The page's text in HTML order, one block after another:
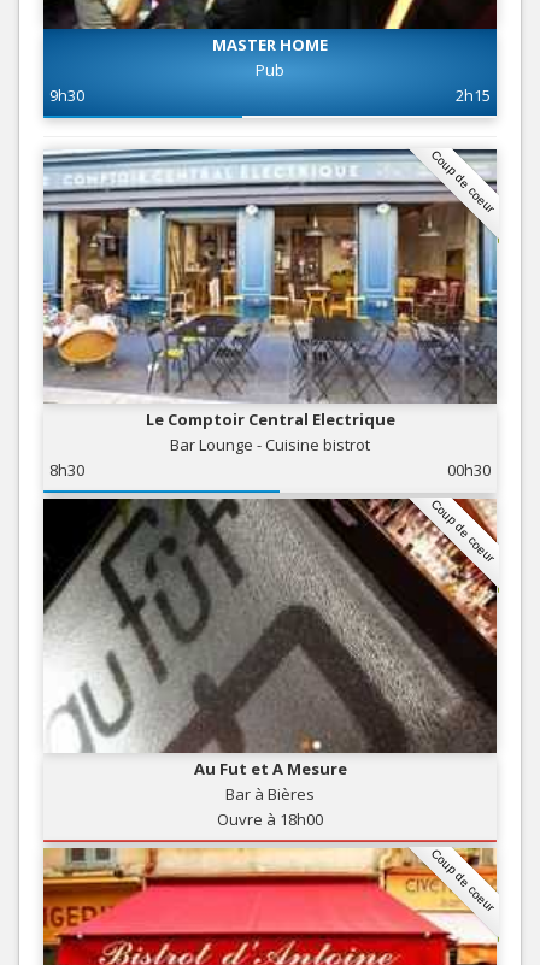
MASTER HOME
Pub
9h30
2h15
Coup de coeur
Le Comptoir Central Electrique
Bar Lounge - Cuisine bistrot
8h30
00h30
Coup de coeur
Au Fut et A Mesure
Bar à Bières
Ouvre à 18h00
Coup de coeur